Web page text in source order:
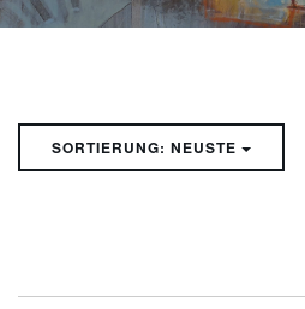
SORTIERUNG: NEUSTE